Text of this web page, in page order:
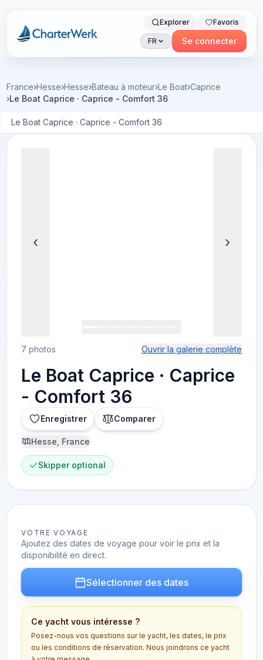
Charterwerk
Explorer Favoris
FR Se connecter
France›Hesse›Hesse›Bateau à moteur›Le Boat›Caprice
›Le Boat Caprice · Caprice - Comfort 36
Le Boat Caprice · Caprice - Comfort 36
‹ ›
7 photos Ouvrir la galerie complète
Le Boat Caprice · Caprice
- Comfort 36
Enregistrer Comparer
Hesse, France
Skipper optional
VOTRE VOYAGE
Ajoutez des dates de voyage pour voir le prix et la
disponibilité en direct.
Sélectionner des dates
Ce yacht vous intéresse ?
Posez-nous vos questions sur le yacht, les dates, le prix
ou les conditions de réservation. Nous joindrons ce yacht